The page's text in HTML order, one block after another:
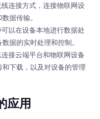
连接方式，连接物联网设
据传输。
以在设备本地进行数据处
据的实时处理和控制。
接云端平台和物联网设备
下载，以及对设备的管理
用